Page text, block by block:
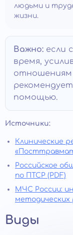
людьми и
жизни.
Важно: если
время,
отношениям
помощью.
Источники:
Клинические
Российское
по ПТСР (PDF)
МЧС России:
методических
Виды